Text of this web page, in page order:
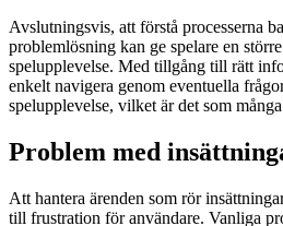
Avslutningsvis, att förstå processerna
problemlösning kan ge spelare en
spelupplevelse. Med tillgång till rätt
enkelt navigera genom eventuella
spelupplevelse, vilket är det som
Problem med
Att hantera ärenden som rör
till frustration för användare. Vanliga